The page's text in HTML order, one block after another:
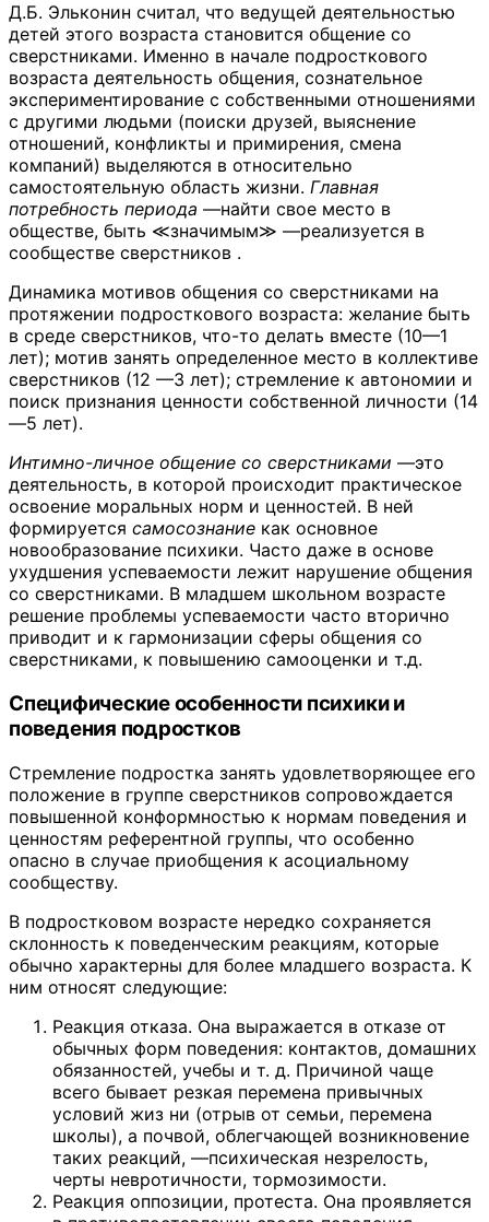
Д.Б. Эльконин считал, что ведущей деятельностью
детей этого возраста становится общение со
сверстниками. Именно в начале подросткового
возраста деятельность общения, сознательное
экспериментирование с собственными отношениями
с другими людьми (поиски друзей, выяснение
отношений, конфликты и примирения, смена
компаний) выделяются в относительно
самостоятельную область жизни. Главная
потребность периода —найти свое место в
обществе, быть ≪значимым≫ —реализуется в
сообществе сверстников .
Динамика мотивов общения со сверстниками на
протяжении подросткового возраста: желание быть
в среде сверстников, что-то делать вместе (10—1
лет); мотив занять определенное место в коллективе
сверстников (12 —3 лет); стремление к автономии и
поиск признания ценности собственной личности (14
—5 лет).
Интимно-личное общение со сверстниками —это
деятельность, в которой происходит практическое
освоение моральных норм и ценностей. В ней
формируется самосознание как основное
новообразование психики. Часто даже в основе
ухудшения успеваемости лежит нарушение общения
со сверстниками. В младшем школьном возрасте
решение проблемы успеваемости часто вторично
приводит и к гармонизации сферы общения со
сверстниками, к повышению самооценки и т.д.
Специфические особенности психики и
поведения подростков
Стремление подростка занять удовлетворяющее его
положение в группе сверстников сопровождается
повышенной конформностью к нормам поведения и
ценностям референтной группы, что особенно
опасно в случае приобщения к асоциальному
сообществу.
В подростковом возрасте нередко сохраняется
склонность к поведенческим реакциям, которые
обычно характерны для более младшего возраста. К
ним относят следующие:
Реакция отказа. Она выражается в отказе от
обычных форм поведения: контактов, домашних
обязанностей, учебы и т. д. Причиной чаще
всего бывает резкая перемена привычных
условий жиз ни (отрыв от семьи, перемена
школы), а почвой, облегчающей возникновение
таких реакций, —психическая незрелость,
черты невротичности, тормозимости.
Реакция оппозиции, протеста. Она проявляется